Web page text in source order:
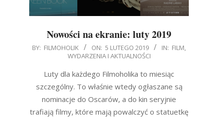
Nowości na ekranie: luty 2019
2019-
BY: FILMOHOLIK ON: 5 LUTEGO 2019 IN: FILM,
WYDARZENIA I AKTUALNOŚCI
Luty dla każdego Filmoholika to miesiąc
szczególny. To właśnie wtedy ogłaszane są
nominacje do Oscarów, a do kin seryjnie
trafiają filmy, które mają powalczyć o statuetkę